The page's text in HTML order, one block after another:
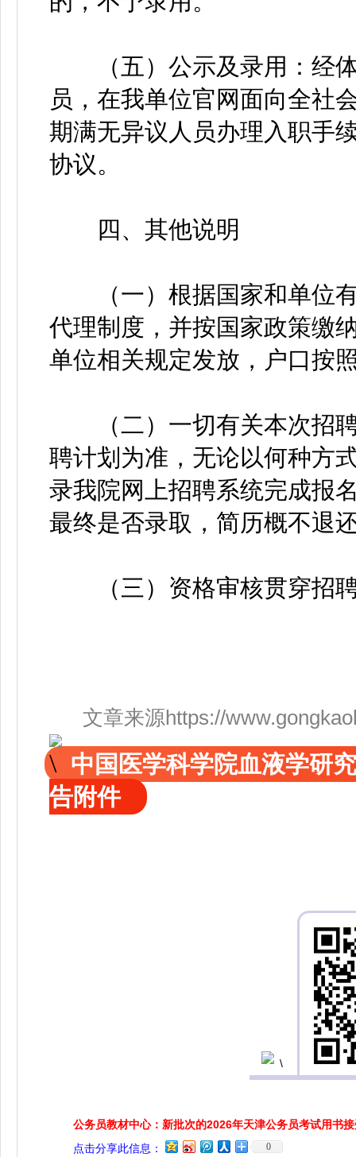
（五）公示及录用：经体
员，在我单位官网面向全社
期满无异议人员办理入职手
协议。
四、其他说明
（一）根据国家和单位有
代理制度，并按国家政策缴
单位相关规定发放，户口按
（二）一切有关本次招聘
聘计划为准，无论以何种方
录我院网上招聘系统完成报
最终是否录取，简历概不退
（三）资格审核贯穿招聘
文章来源https://
中国医学科学院血液学研
告附件
公务员教材中心：新批次的2026年天津公务员考试用书
点击分享此信息：
0